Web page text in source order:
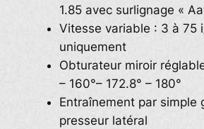
1.85 avec surlignage «
Vitesse variable : 3 à 75
uniquement
Obturateur miroir
– 160°– 172.8° – 180°
Entraînement par simple
presseur latéral